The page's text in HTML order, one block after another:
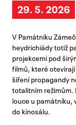
29. 5. 2026
V Památníku
heydrichiády totiž
projekcemi pod
filmů, které
šíření propagandy
totalitním režimům.
louce u památníku,
do kinosálu.